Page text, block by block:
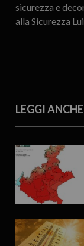
sicurezza e
alla Sicurezza
LEGGI ANCHE